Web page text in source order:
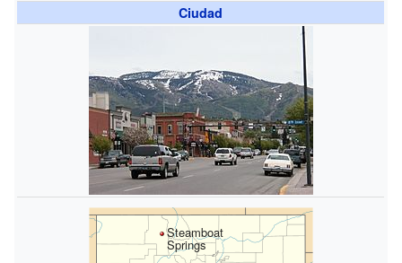
Ciudad
Steamboat
Springs